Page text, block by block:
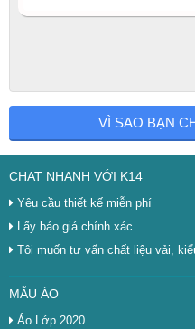
VÌ SAO BẠN
CHAT NHANH VỚI K14
Yêu cầu thiết kế miễn phí
Lấy báo giá chính xác
Tôi muốn tư vấn chất liệu vải,
MẪU ÁO
Áo Lớp 2020